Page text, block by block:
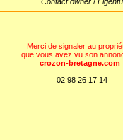
Merci de signaler au
que vous avez vu son
crozon-bretagne.com
02 98 26 17 14